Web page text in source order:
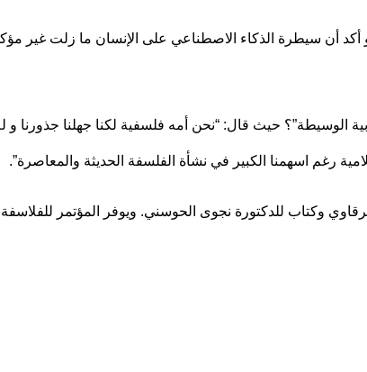
أكد أن سيطرة الذكاء الاصطناعي على الإنسان ما زلت غير
الوسيطة”؟ حيث قال: “نحن أمه فلسفية لكنا جهلنا جذورنا و
رغم اسهمنا الكبير في نشأة الفلسفة الحديثة والمعاصرة”.
وكتاب للدكتورة نجوى الحوسني. ويوفر المؤتمر